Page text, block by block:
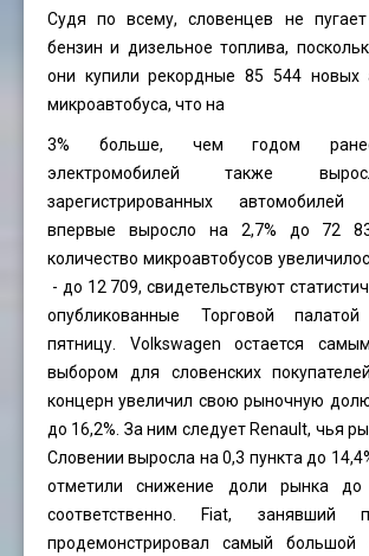
Судя по всему, словенцев не
бензин и дизельное топлива,
они купили рекордные 85 544 новых
микроавтобуса, что на
3% больше, чем годом
электромобилей также
зарегистрированных
впервые выросло на 2,7% до 72
количество микроавтобусов
- до 12 709, свидетельствуют
опубликованные Торговой
пятницу. Volkswagen остается
выбором для словенских
концерн увеличил свою рыночную
до 16,2%. За ним следует Renault, чья
Словении выросла на 0,3 пункта до
отметили снижение доли рынка
соответственно. Fiat, занявший
продемонстрировал самый большой